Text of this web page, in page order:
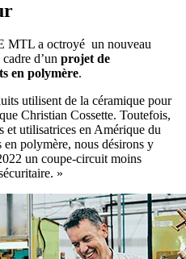
MTL a octroyé un nouveau
d’un projet de
en polymère.
utilisent de la céramique pour
Christian Cossette. Toutefois,
et utilisatrices en Amérique du
polymère, nous désirons y
un coupe-circuit moins
»